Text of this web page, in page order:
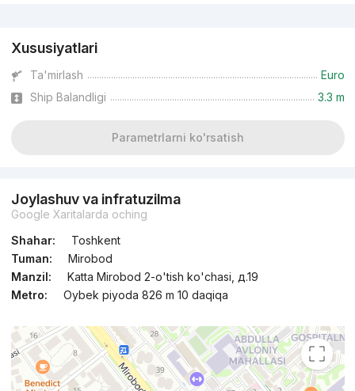
+998 (99) 775...
Xususiyatlari
Ta'mirlash
Euro
Ship Balandligi
3.3 m
Parametrlarni ko'rsatish
Joylashuv va infratuzilma
Google Xaritalarda oching
Shahar:
Toshkent
Tuman:
Mirobod
Manzil:
Katta Mirobod 2-o'tish ko'chasi, д.19
Metro:
Oybek piyoda 826 m 10 daqiqa